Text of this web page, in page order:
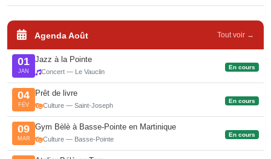
Agenda Août Tout voir →
01
JAN
Jazz à la Pointe
Concert — Le Vauclin
En cours
04
FÉV
Prêt de livre
Culture — Saint-Joseph
En cours
09
MAR
Gym Bèlè à Basse-Pointe en Martinique
Culture — Basse-Pointe
En cours